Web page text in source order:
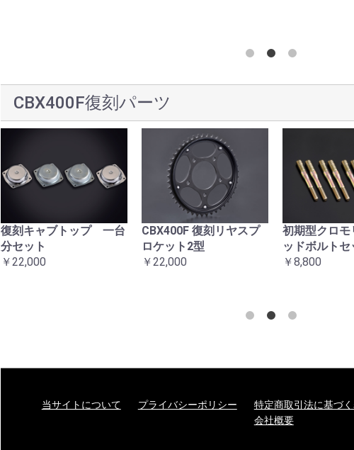
CBX400F復刻パーツ
復刻キャブトップ 一台
分セット
￥22,000
CBX400F 復刻リヤスプ
ロケット2型
￥22,000
初期型クロモ
ッドボルトセ
￥8,800
当サイトについて プライバシーポリシー 特定商取引法に基づ
会社概要